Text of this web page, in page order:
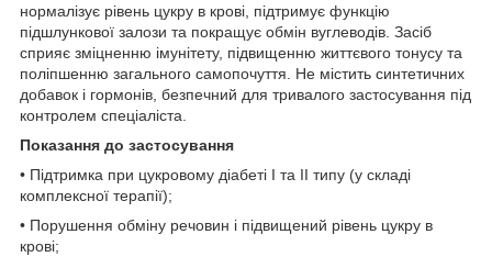
нормалізує рівень цукру в крові, підтримує функцію
підшлункової залози та покращує обмін вуглеводів. Засіб
сприяє зміцненню імунітету, підвищенню життєвого тонусу та
поліпшенню загального самопочуття. Не містить синтетичних
добавок і гормонів, безпечний для тривалого застосування під
контролем спеціаліста.
Показання до застосування
• Підтримка при цукровому діабеті I та II типу (у складі
комплексної терапії);
• Порушення обміну речовин і підвищений рівень цукру в
крові;